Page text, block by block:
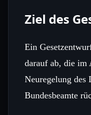
Ziel des
Ein
darauf ab, die im
Neuregelung
Bundesbeamte